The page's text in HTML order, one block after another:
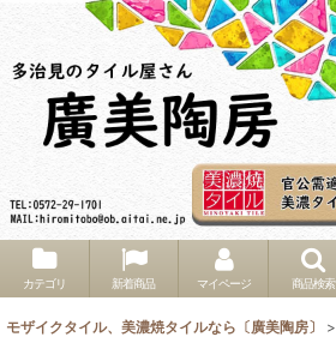
カテゴリ 新着商品 マイページ 商品検索
モザイクタイル、美濃焼タイルなら〔廣美陶房〕 >